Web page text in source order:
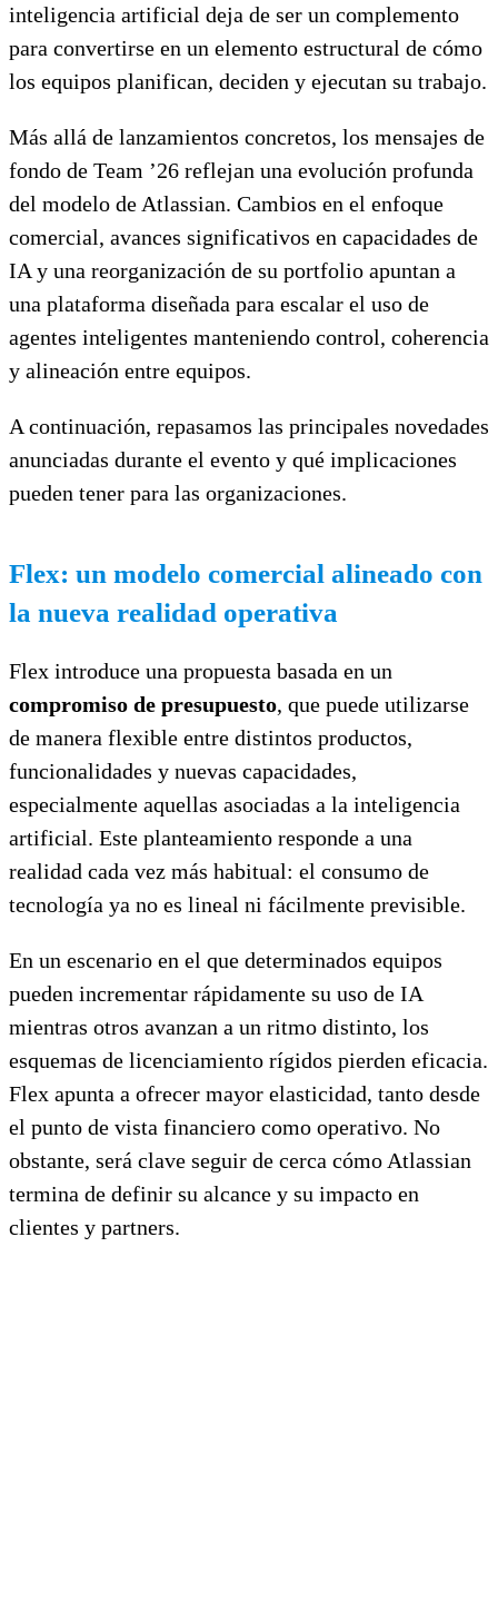
inteligencia artificial deja de ser un complemento
para convertirse en un elemento estructural de cómo
los equipos planifican, deciden y ejecutan su trabajo.
Más allá de lanzamientos concretos, los mensajes de
fondo de Team ’26 reflejan una evolución profunda
del modelo de Atlassian. Cambios en el enfoque
comercial, avances significativos en capacidades de
IA y una reorganización de su portfolio apuntan a
una plataforma diseñada para escalar el uso de
agentes inteligentes manteniendo control, coherencia
y alineación entre equipos.
A continuación, repasamos las principales novedades
anunciadas durante el evento y qué implicaciones
pueden tener para las organizaciones.
Flex: un modelo comercial alineado con
la nueva realidad operativa
Flex introduce una propuesta basada en un
compromiso de presupuesto, que puede utilizarse
de manera flexible entre distintos productos,
funcionalidades y nuevas capacidades,
especialmente aquellas asociadas a la inteligencia
artificial. Este planteamiento responde a una
realidad cada vez más habitual: el consumo de
tecnología ya no es lineal ni fácilmente previsible.
En un escenario en el que determinados equipos
pueden incrementar rápidamente su uso de IA
mientras otros avanzan a un ritmo distinto, los
esquemas de licenciamiento rígidos pierden eficacia.
Flex apunta a ofrecer mayor elasticidad, tanto desde
el punto de vista financiero como operativo. No
obstante, será clave seguir de cerca cómo Atlassian
termina de definir su alcance y su impacto en
clientes y partners.